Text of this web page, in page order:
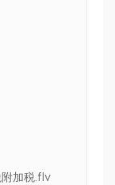
加税.flv